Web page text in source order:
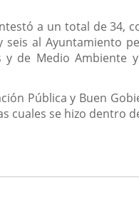
a un total de 34,
al Ayuntamiento
y de Medio Ambiente
Pública y Buen
cuales se hizo dentro